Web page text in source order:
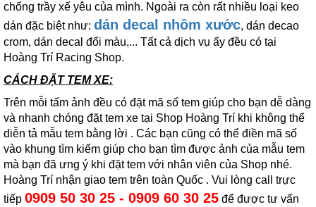
chống trầy xế yêu của mình. Ngoài ra còn rất nhiều loại keo
dán đặc biệt như: dán decal nhôm xước, dán decao
crom, dán decal đổi màu,... Tất cả dịch vụ ấy đều có tại
Hoàng Trí Racing Shop.
CÁCH ĐẶT TEM XE:
Trên mỗi tấm ảnh đều có đặt mã số tem giúp cho bạn dễ dàng
và nhanh chóng đặt tem xe tại Shop Hoàng Trí khi không thể
diễn tả mẫu tem bằng lời . Các bạn cũng có thể điền mã số
vào khung tìm kiếm giúp cho bạn tìm được ảnh của mẫu tem
mà bạn đã ưng ý khi đặt tem với nhân viên của Shop nhé.
Hoàng Trí nhận giao tem trên toàn Quốc . Vui lòng call trực
tiếp 0909 50 30 25 - 0909 60 30 25 để được tư vấn